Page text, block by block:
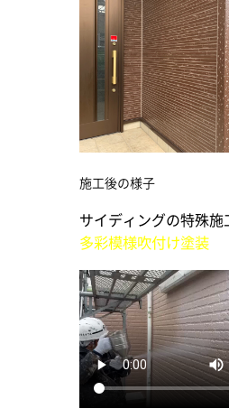
施工後の様子
サイディングの特殊施
多彩模様吹付け塗装